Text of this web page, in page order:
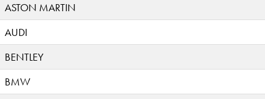
ASTON MARTIN
AUDI
BENTLEY
BMW